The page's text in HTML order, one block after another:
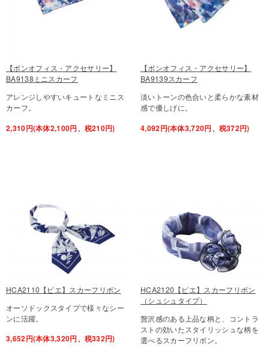
【ボンオフィス・アクセサリー】
BA9138ミニスカーフ
アレンジしやすいキュートなミニス
カーフ。
2,310円(本体2,100円、税210円)
【ボンオフィス・アクセサリー】
BA9139スカーフ
淡いトーンの色合いと柔らかな素材
感で優しげに。
4,092円(本体3,720円、税372円)
HCA2110【ピエ】スカーフリボン
オーソドックスタイプで様々なシー
ンに活躍。
3,652円(本体3,320円、税332円)
HCA2120【ピエ】スカーフリボン
（シュシュタイプ）
贅沢感のある上品な柄と、コントラ
ストの効いたスタイリッシュな柄を
選べるスカーフリボン。